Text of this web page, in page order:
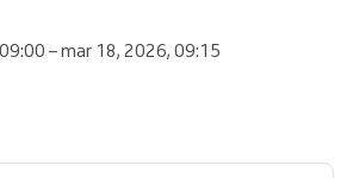
– mar 18, 2026, 09:15